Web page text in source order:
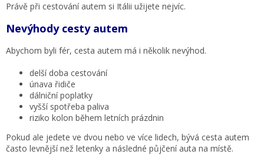
Právě při cestování autem si Itálii užijete nejvíc.
Nevýhody cesty autem
Abychom byli fér, cesta autem má i několik nevýhod.
delší doba cestování
únava řidiče
dálniční poplatky
vyšší spotřeba paliva
riziko kolon během letních prázdnin
Pokud ale jedete ve dvou nebo ve více lidech, bývá cesta autem
často levnější než letenky a následné půjčení auta na místě.